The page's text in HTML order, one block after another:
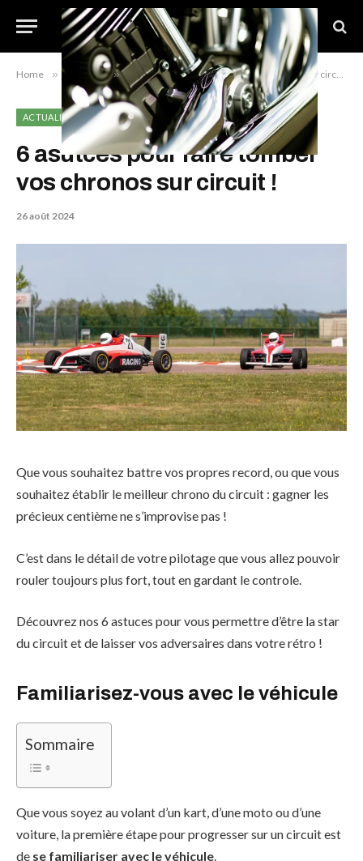
Home » Actualité » 6 asutces pour faire tomber vos chronos sur circuit !
ACTUALITÉ
6 asutces pour faire tomber
vos chronos sur circuit !
26 août 2024
Que vous souhaitez battre vos propres record, ou que vous
souhaitez établir le meilleur chrono du circuit : gagner les
précieux centième ne s’improvise pas !
C’est dans le détail de votre pilotage que vous allez pouvoir
rouler toujours plus fort, tout en gardant le controle.
Découvrez nos 6 astuces pour vous permettre d’être la star
du circuit et de laisser vos adversaires dans votre rétro !
Familiarisez-vous avec le véhicule
Sommaire
Que vous soyez au volant d’un kart, d’une moto ou d’une
voiture, la première étape pour progresser sur un circuit est
de se familiariser avec le véhicule.